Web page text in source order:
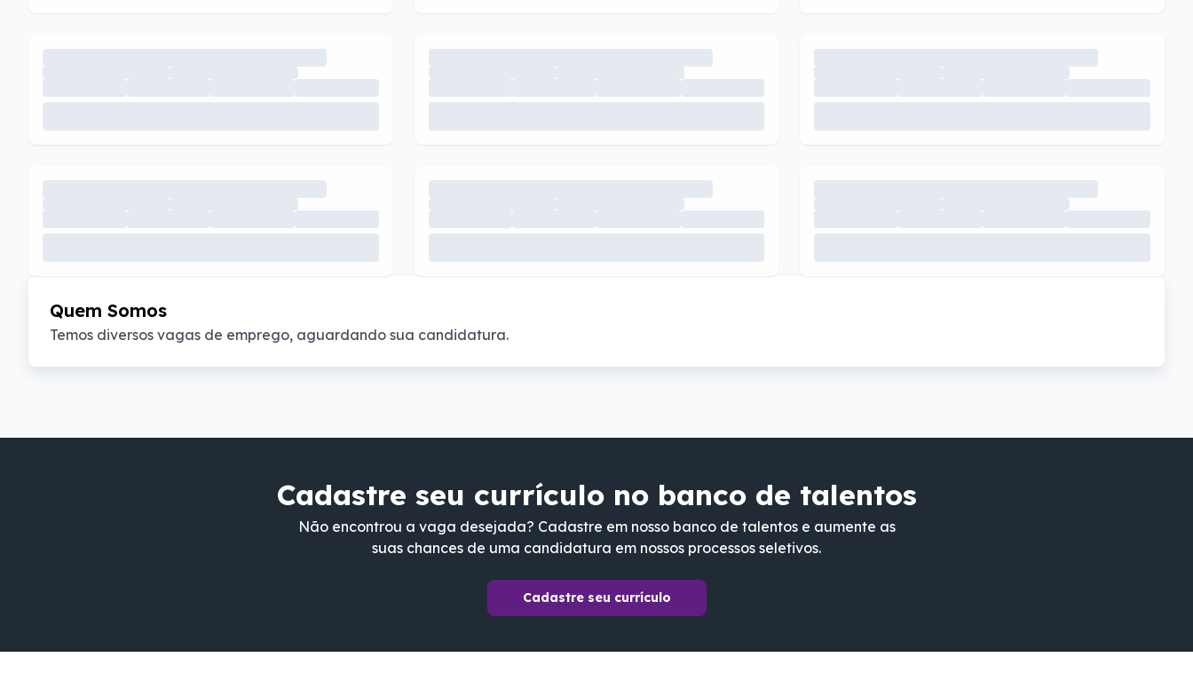
Quem Somos
Temos diversos vagas de emprego, aguardando sua candidatura.
Cadastre seu currículo no banco de talentos
Não encontrou a vaga desejada? Cadastre em nosso banco de talentos e aumente as
suas chances de uma candidatura em nossos processos seletivos.
Cadastre seu currículo